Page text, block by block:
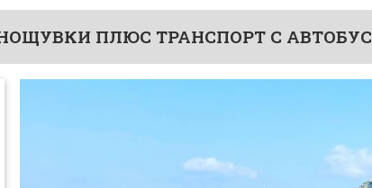
ПЛЮС ТРАНСПОРТ С АВТОБУС